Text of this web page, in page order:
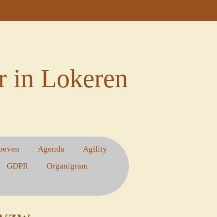
in Lokeren
Agenda
Agility
GDPR
Organigram